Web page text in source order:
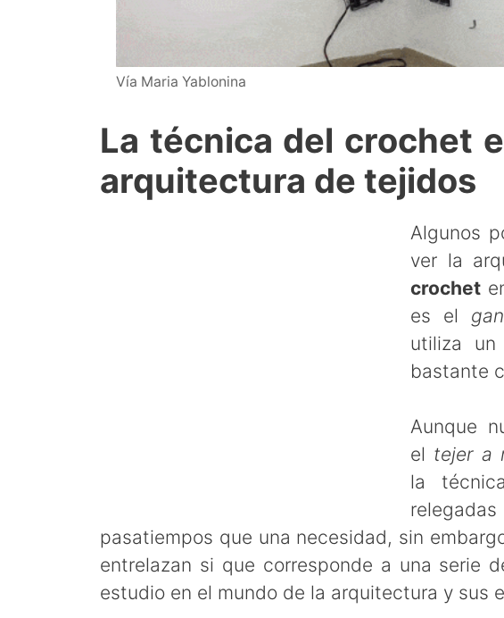
Vía Maria Yablonina
La técnica del crochet
arquitectura de tejidos
Algunos
ver la
crochet
es el
utiliza un
bastante
Aunque
el tejer a
la
pasatiempos que una necesidad, sin
entrelazan si que corresponde a una serie
estudio en el mundo de la arquitectura y sus